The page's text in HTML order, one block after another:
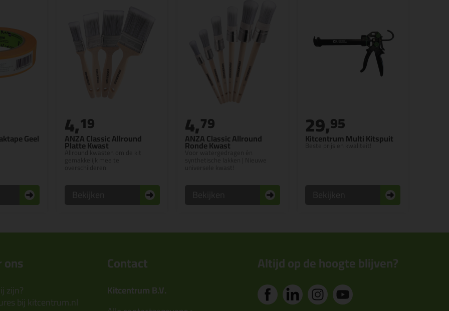
Geel ANZA Classic Allround
Platte Kwast
Allround kwasten om de kit
4,19
ANZA Classic Allround
Ronde Kwast
Voor watergedragen én
4,79
Kitcentrum Multi Kitspuit
Beste prijs en kwaliteit!
29,95
ons
zijn?
bij kitcentrum.nl
Contact
Kitcentrum B.V.
Altijd op de hoogte blijven?